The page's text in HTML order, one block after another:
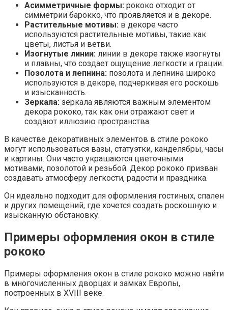
Асимметричные формы: рококо отходит от
симметрии барокко, что проявляется и в декоре.
Растительные мотивы: в декоре часто
используются растительные мотивы, такие как
цветы, листья и ветви.
Изогнутые линии: линии в декоре также изогнуты
и плавны, что создает ощущение легкости и грации.
Позолота и лепнина: позолота и лепнина широко
используются в декоре, подчеркивая его роскошь
и изысканность.
Зеркала: зеркала являются важным элементом
декора рококо, так как они отражают свет и
создают иллюзию пространства.
В качестве декоративных элементов в стиле рококо
могут использоваться вазы, статуэтки, канделябры, часы
и картины. Они часто украшаются цветочными
мотивами, позолотой и резьбой. Декор рококо призван
создавать атмосферу легкости, радости и праздника.
Он идеально подходит для оформления гостиных, спален
и других помещений, где хочется создать роскошную и
изысканную обстановку.
Примеры оформления окон в стиле
рококо
Примеры оформления окон в стиле рококо можно найти
в многочисленных дворцах и замках Европы,
построенных в XVIII веке.